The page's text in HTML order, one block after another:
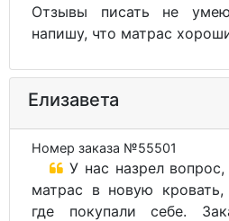
Отзывы писать не
напишу, что матрас
Елизавета
Номер заказа №55501
У нас назрел
матрас в новую
где покупали себе.